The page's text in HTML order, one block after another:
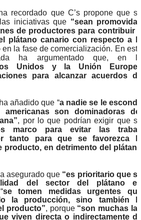
recordado que C’s propone que
iniciativas que “sean
de productores para contribuir
plátano canario con respecto a
en la fase de comercialización. En
ha argumentado que, en
Unidos y la Unión
para alcanzar acuerdos
añadido que “a nadie se le
son dominadoras
, por lo que podrían exigir que
marco para evitar las
tanto para que se favorezca
producto, en detrimento del
asegurado que “es prioritario que
del sector del plátano
se tomen medidas urgentes
la producción, sino también
producto”, porque “son muchas
viven directa o indirectamente